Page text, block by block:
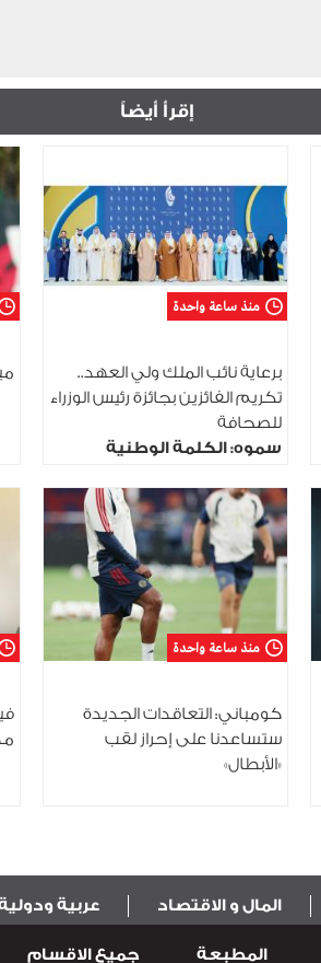
إقرأ أيضاً
منذ ساعة واحدة
برعاية نائب الملك ولي العهد..
تكريم الفائزين بجائزة رئيس الوزراء
للصحافة
سموه: الكلمة الوطنية
مواجهة التحديات
منذ ساعة واحدة
كومباني: التعاقدات الجديدة
ستساعدنا على إحراز لقب
«الأبطال»
المال و الاقتصاد عربية
المطبعة جميع الاقسام